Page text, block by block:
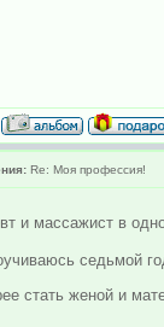
Re: Моя профессия!
и массажист в
седьмой
стать женой и